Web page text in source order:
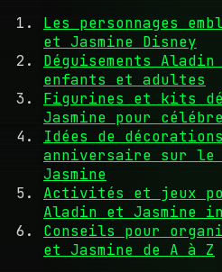
Les personnages
et Jasmine Disney
Déguisements
enfants et adultes
Figurines et kits
Jasmine pour
Idées de
anniversaire sur le
Jasmine
Activités et jeux
Aladin et Jasmine
Conseils pour
et Jasmine de A à Z